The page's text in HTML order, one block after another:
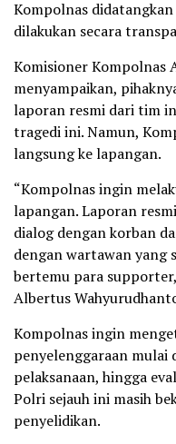
Kompolnas
dilakukan secara
Komisioner Kompolnas
menyampaikan,
laporan resmi dari tim
tragedi ini. Namun,
langsung ke lapangan.
“Kompolnas ingin
lapangan. Laporan
dialog dengan korban
dengan wartawan yang
bertemu para
Albertus
Kompolnas ingin
penyelenggaraan mulai
pelaksanaan, hingga
Polri sejauh ini masih
penyelidikan.